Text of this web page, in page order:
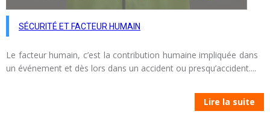
SÉCURITÉ ET FACTEUR HUMAIN
Le facteur humain, c’est la contribution humaine impliquée dans
un événement et dès lors dans un accident ou presqu’accident....
Lire la suite